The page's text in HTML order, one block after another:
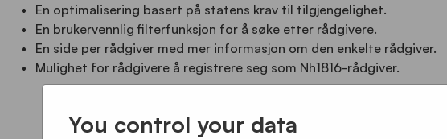
En optimalisering basert på statens krav til tilgjengelighet.
En brukervennlig filterfunksjon for å søke etter rådgivere.
En side per rådgiver med mer informasjon om den enkelte rådgiver.
Mulighet for rådgivere å registrere seg som Nh1816-rådgiver.
You control your data